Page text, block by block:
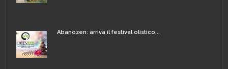
Abanozen: arriva il festival olistico...